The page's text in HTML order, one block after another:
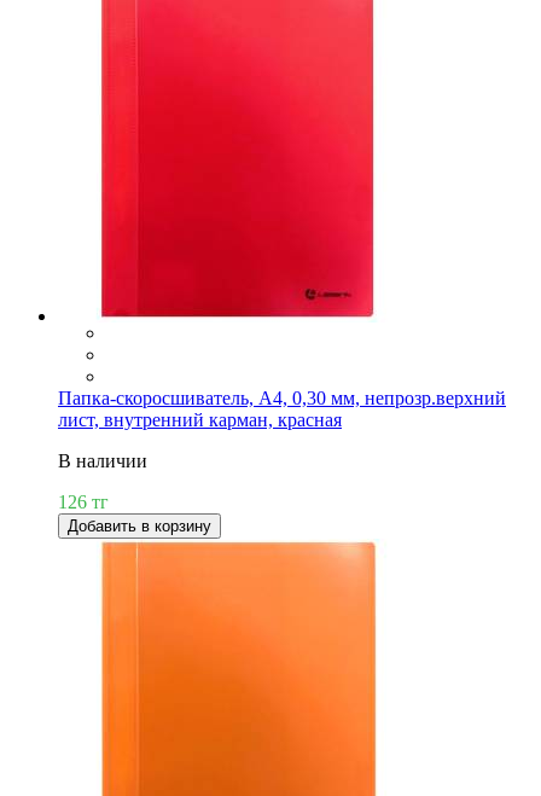
Папка-скоросшиватель, А4, 0,30 мм, непрозр.верхний
лист, внутренний карман, красная
В наличии
126 тг
Добавить в корзину